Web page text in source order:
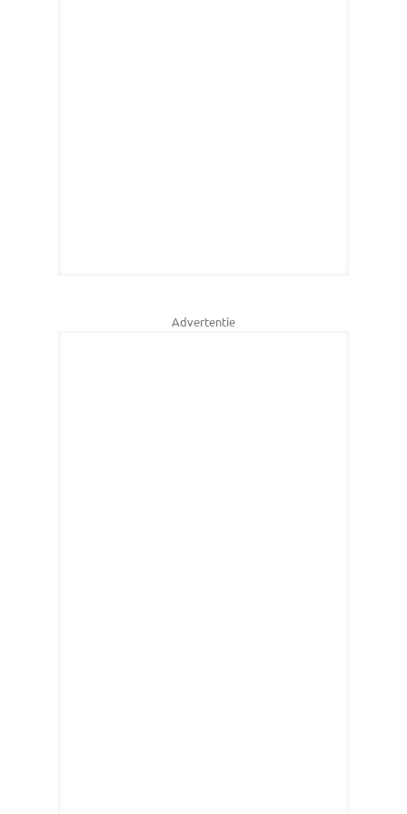
Advertentie